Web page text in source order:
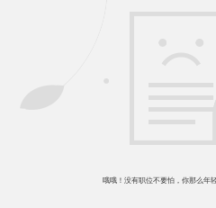
哦哦！没有职位不要怕，你那么年